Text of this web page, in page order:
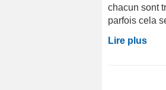
chacun sont
parfois cela
Lire plus